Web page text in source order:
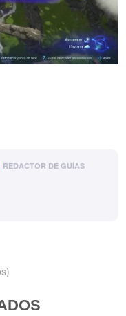
REDACTOR DE GUÍAS